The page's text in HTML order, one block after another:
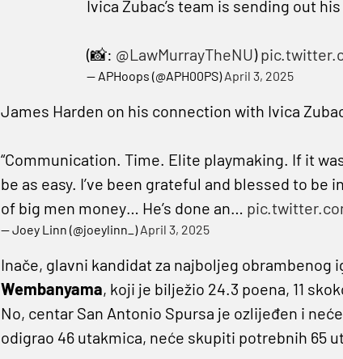
Ivica Zubac’s team is sending out
(📸: @LawMurrayTheNU)
— APHoops (@APH00PS)April 3, 2025
James Harden on his connection with Ivica
“Communication. Time. Elite playmaking. If it
be as easy. I’ve been grateful and blessed to
of big men money… He’s done an…
— Joey Linn (@joeylinn_)April 3, 2025
Inače, glavni kandidat za najboljeg obrambenog
Wembanyama, koji je bilježio 24.3 poena, 11
No, centar San Antonio Spursa je ozlijeđen i
odigrao 46 utakmica, neće skupiti potrebnih 65